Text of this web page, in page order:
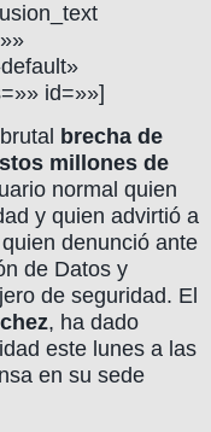
id=»»]
brecha de
millones de
normal quien
y quien advirtió a
denunció ante
de Datos y
de seguridad. El
, ha dado
este lunes a las
en su sede